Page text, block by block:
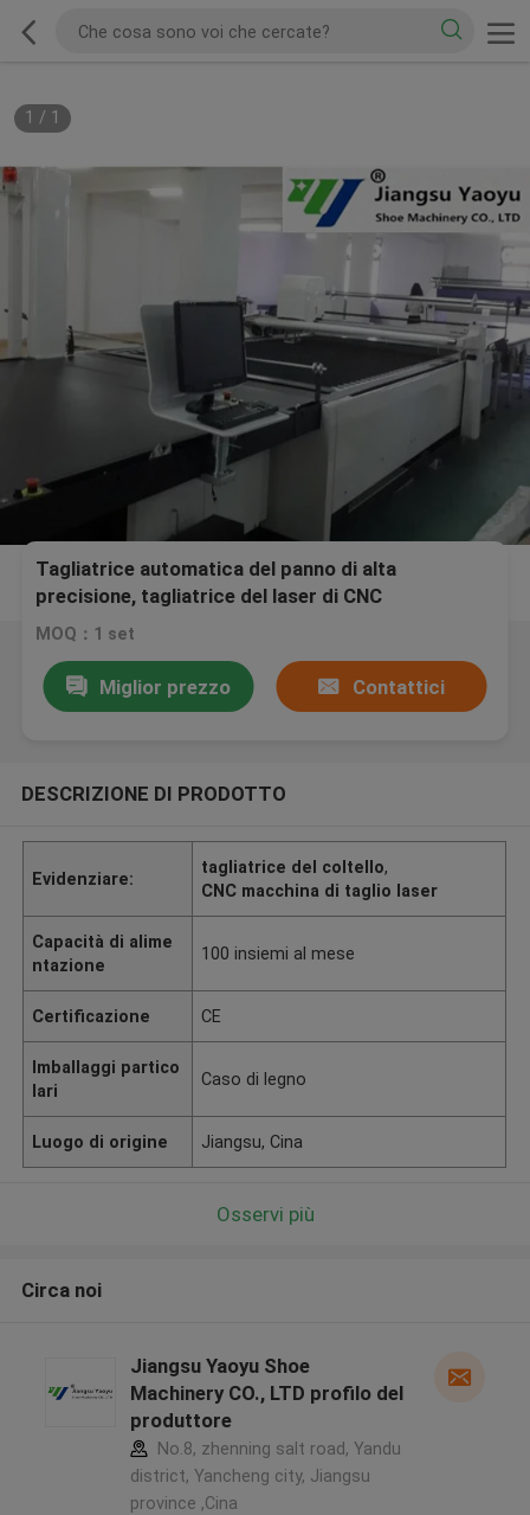
1 / 1
Tagliatrice automatica del panno di alta
precisione, tagliatrice del laser di CNC
MOQ：1 set
Miglior prezzo Contattici
DESCRIZIONE DI PRODOTTO
Evidenziare:
tagliatrice del coltello,
CNC macchina di taglio laser
Capacità di alime
ntazione
100 insiemi al mese
Certificazione CE
Imballaggi partico
lari
Caso di legno
Luogo di origine Jiangsu, Cina
Osservi più
Circa noi
Jiangsu Yaoyu Shoe
Machinery CO., LTD profilo del
produttore
No.8, zhenning salt road, Yandu
district, Yancheng city, Jiangsu
province ,Cina